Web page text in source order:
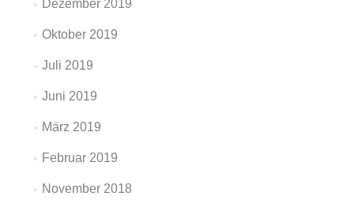
Dezember 2019
Oktober 2019
Juli 2019
Juni 2019
März 2019
Februar 2019
November 2018